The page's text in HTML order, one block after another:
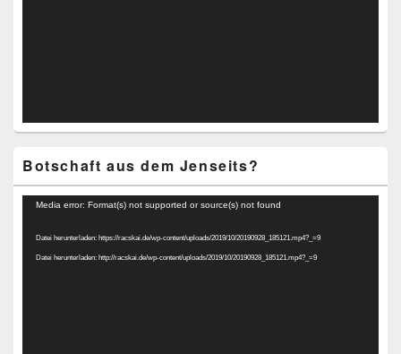
Botschaft aus dem Jenseits?
Video-
Media error: Format(s) not supported or source(s) not found
Datei herunterladen: https://racskai.de/wp-content/uploads/2019/10/20190928_185121.mp4?_=9
Datei herunterladen: http://racskai.de/wp-content/uploads/2019/10/20190928_185121.mp4?_=9